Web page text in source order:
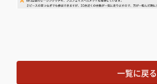
一覧に戻る